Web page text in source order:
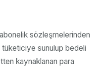
sözleşmelerinden
tüketiciye sunulup bedeli
kaynaklanan para